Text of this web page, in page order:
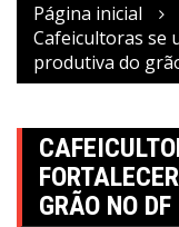
Página inicial
Cafeicultoras se
produtiva do
GRÃO NO DF